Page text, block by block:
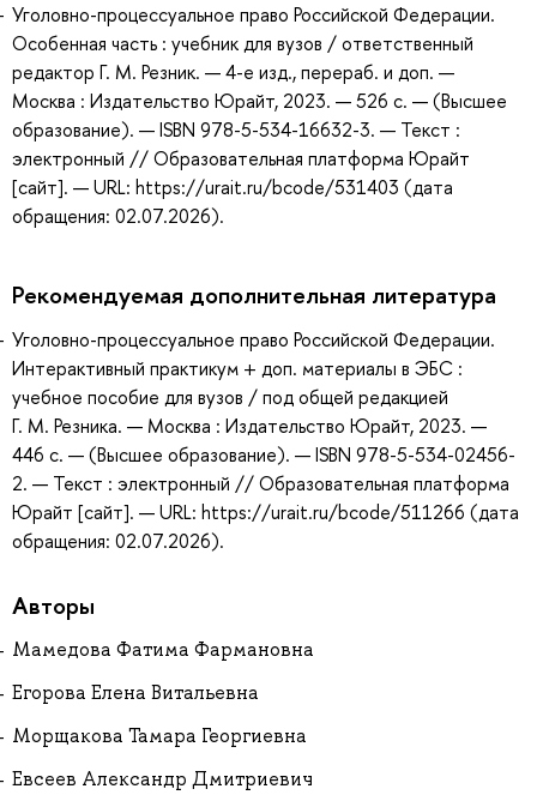
Уголовно-процессуальное право Российской Федерации.
Особенная часть : учебник для вузов / ответственный
редактор Г. М. Резник. — 4-е изд., перераб. и доп. —
Москва : Издательство Юрайт, 2023. — 526 с. — (Высшее
образование). — ISBN 978-5-534-16632-3. — Текст :
электронный // Образовательная платформа Юрайт
[сайт]. — URL: https://urait.ru/bcode/531403 (дата
обращения: 02.07.2026).
Рекомендуемая дополнительная литература
Уголовно-процессуальное право Российской Федерации.
Интерактивный практикум + доп. материалы в ЭБС :
учебное пособие для вузов / под общей редакцией
Г. М. Резника. — Москва : Издательство Юрайт, 2023. —
446 с. — (Высшее образование). — ISBN 978-5-534-02456-
2. — Текст : электронный // Образовательная платформа
Юрайт [сайт]. — URL: https://urait.ru/bcode/511266 (дата
обращения: 02.07.2026).
Авторы
Мамедова Фатима Фармановна
Егорова Елена Витальевна
Морщакова Тамара Георгиевна
Евсеев Александр Дмитриевич